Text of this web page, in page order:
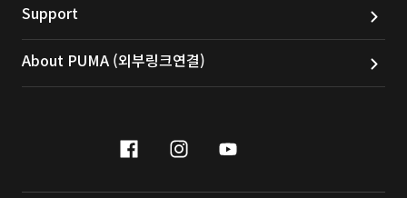
Support
About PUMA (외부링크연결)
facebook
instagram
youtube